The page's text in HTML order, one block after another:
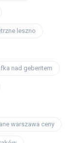
leszno
nad geberitem
warszawa ceny